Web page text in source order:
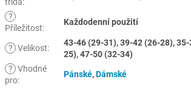
?
Příležitost:
Každodenní použití
? Velikost:
43-46 (29-31), 39-42 (26-28),
25), 47-50 (32-34)
? Vhodné
pro:
Pánské,Dámské